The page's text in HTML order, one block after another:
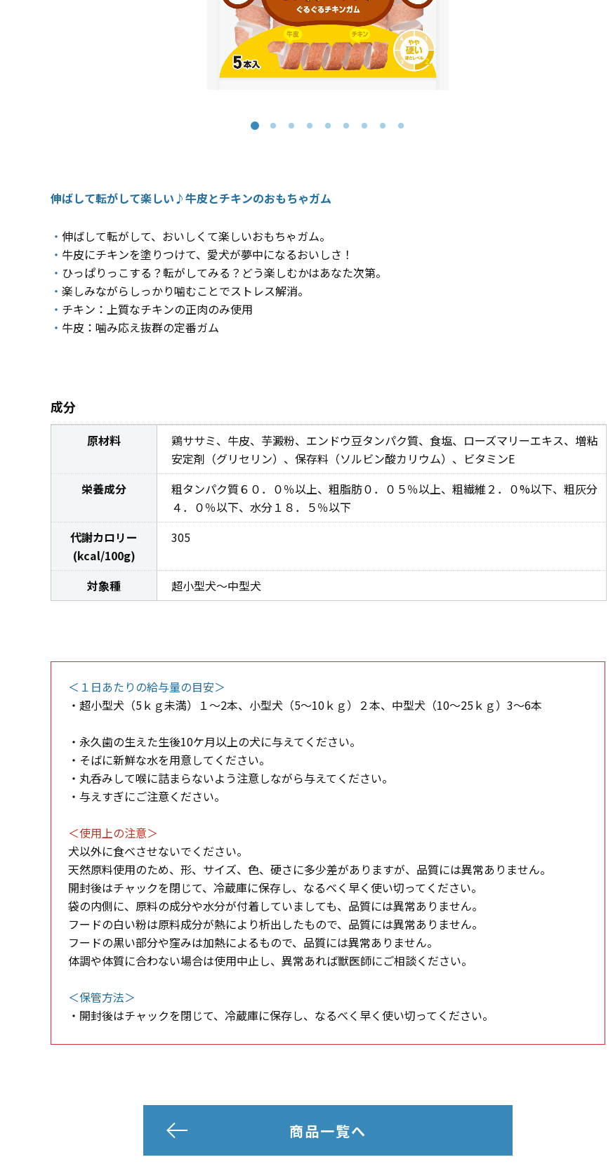
伸ばして転がして楽しい♪牛皮とチキンのおもちゃガム
・ 伸ばして転がして、おいしくて楽しいおもちゃガム。​
・ 牛皮にチキンを塗りつけて、愛犬が夢中になるおいしさ！​
・ ひっぱりっこする？転がしてみる？どう楽しむかはあなた次第。​
・ 楽しみながらしっかり噛むことでストレス解消。​
・ チキン：上質なチキンの正肉のみ使用 ​
・ 牛皮：噛み応え抜群の定番ガム​
成分
原材料
鶏ササミ、牛皮、芋澱粉、エンドウ豆タンパク質、食塩、ローズマリーエキス、増粘
安定剤（グリセリン）、保存料（ソルビン酸カリウム）、ビタミンE
栄養成分
粗タンパク質６０．０％以上、粗脂肪０．０５％以上、粗繊維２．０%以下、粗灰分
４．０％以下、水分１８．５％以下
代謝カロリー
(kcal/100g)
305
対象種 超小型犬～中型犬
＜１日あたりの給与量の目安＞
・超小型犬（5ｋｇ未満）１～2本、小型犬（5～10ｋｇ）２本、中型犬（10～25ｋｇ）3～6本
・永久歯の生えた生後10ケ月以上の犬に与えてください。
・そばに新鮮な水を用意してください。
・丸呑みして喉に詰まらないよう注意しながら与えてください。
・与えすぎにご注意ください。
＜使用上の注意＞
犬以外に食べさせないでください。
天然原料使用のため、形、サイズ、色、硬さに多少差がありますが、品質には異常ありません。
開封後はチャックを閉じて、冷蔵庫に保存し、なるべく早く使い切ってください。
袋の内側に、原料の成分や水分が付着していましても、品質には異常ありません。
フードの白い粉は原料成分が熱により析出したもので、品質には異常ありません。
フードの黒い部分や窪みは加熱によるもので、品質には異常ありません。
体調や体質に合わない場合は使用中止し、異常あれば獣医師にご相談ください。
＜保管方法＞
・開封後はチャックを閉じて、冷蔵庫に保存し、なるべく早く使い切ってください。
商品一覧へ